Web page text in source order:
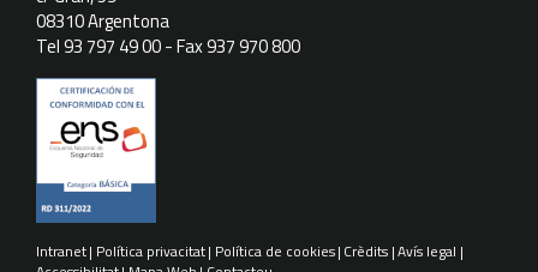
08310 Argentona
Tel 93 797 49 00 - Fax 937 970 800
Intranet Política privacitat Política de cookies Crèdits Avís legal